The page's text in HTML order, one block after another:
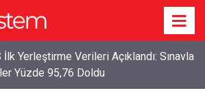
İlk Yerleştirme Verileri Açıklandı: Sınavla
Yüzde 95,76 Doldu